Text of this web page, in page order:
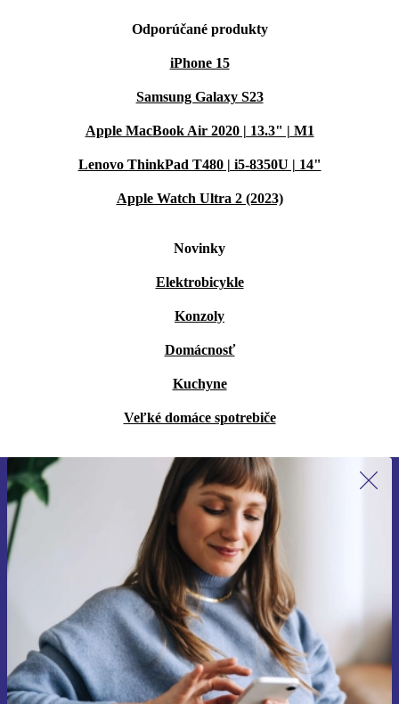
Odporúčané produkty
iPhone 15
Samsung Galaxy S23
Apple MacBook Air 2020 | 13.3" | M1
Lenovo ThinkPad T480 | i5-8350U | 14"
Apple Watch Ultra 2 (2023)
Novinky
Elektrobicykle
Konzoly
Domácnosť
Kuchyne
Veľké domáce spotrebiče
Prihláste sa prvýkrát na newsletter!
Už nikdy nezmeškajte ponuku.
Zaregistrovať sa
Informácie o používaní osobných údajov nájdete v našich
Zásadách ochrany osobných údajov.